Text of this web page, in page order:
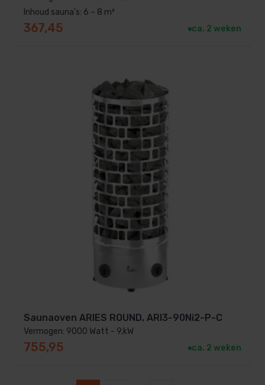
Inhoud sauna's: 6 – 8 m³
367,45 ca. 2 weken
Saunaoven ARIES ROUND, ARI3-90Ni2-P-C
Vermogen: 9000 Watt - 9,kW
755,95 ca. 2 weken